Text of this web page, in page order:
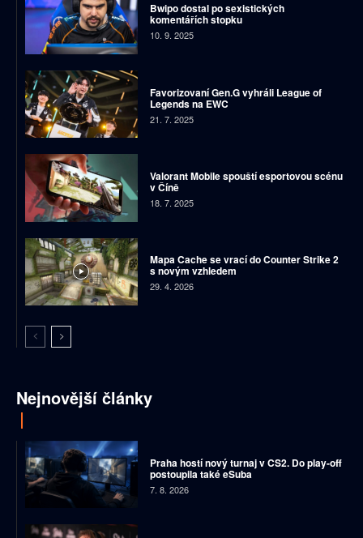
Bwipo dostal po sexistických
komentářích stopku
10. 9. 2025
Favorizovaní Gen.G vyhráli League of
Legends na EWC
21. 7. 2025
Valorant Mobile spouští esportovou scénu
v Číně
18. 7. 2025
Mapa Cache se vrací do Counter Strike 2
s novým vzhledem
29. 4. 2026
Nejnovější články
Praha hostí nový turnaj v CS2. Do play-off
postoupila také eSuba
7. 8. 2026